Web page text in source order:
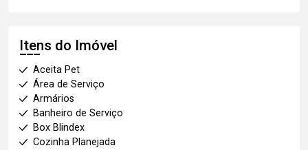
Itens do Imóvel
Aceita Pet
Área de Serviço
Armários
Banheiro de Serviço
Box Blindex
Cozinha Planejada